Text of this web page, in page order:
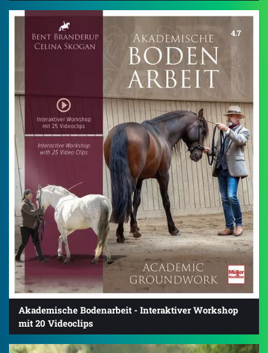
4.7
Akademische Bodenarbeit - Interaktiver Workshop
mit 20 Videoclips